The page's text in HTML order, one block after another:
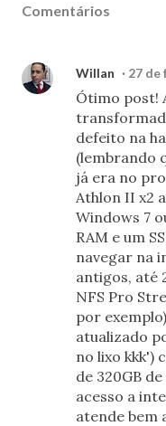
Comentários
Willan 27 de
Ótimo post!
defeito na
(lembrando
já era no
Athlon II x2
Windows 7
RAM e um
navegar na
antigos, até
NFS Pro
por
atualizado
no lixo kkk')
de 320GB
acesso a
atende bem